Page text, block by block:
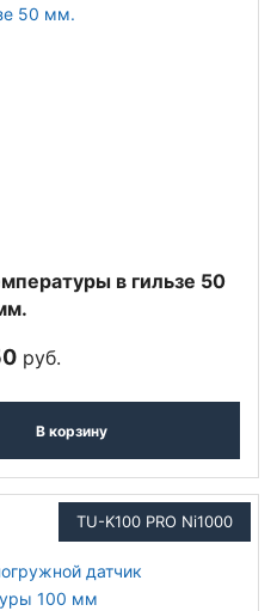
в гильзе 50
руб.
В корзину
TU-K100 PRO Ni1000